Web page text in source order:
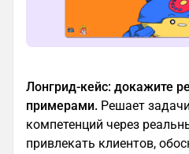
Лонгрид-кейс: докажите
примерами. Решает
компетенций через
привлекать клиентов,